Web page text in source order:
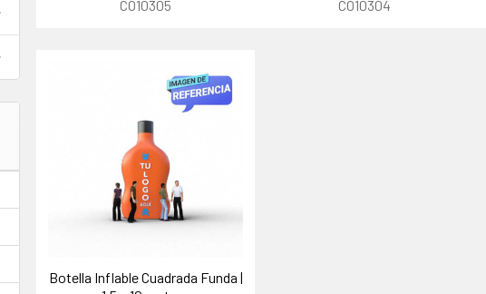
CO10305 CO10304
Botella Inflable Cuadrada Funda |